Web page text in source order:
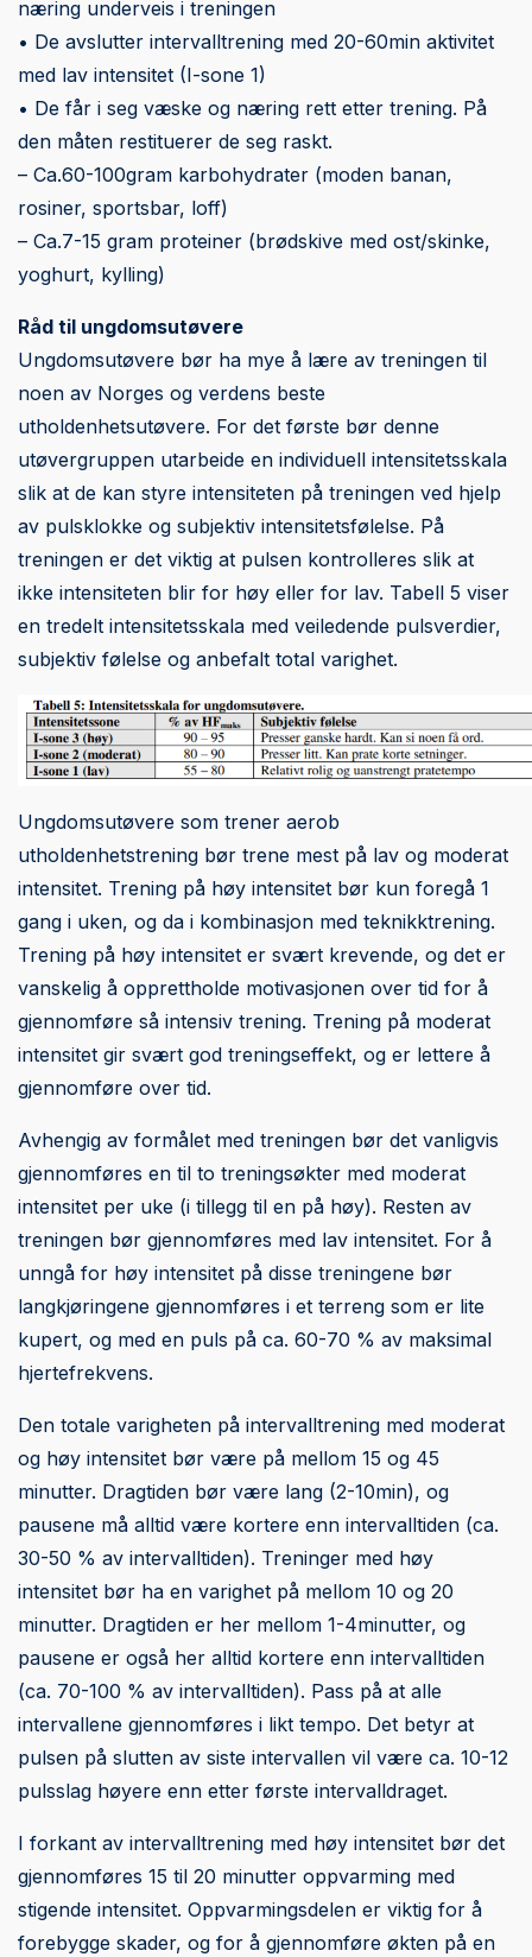
næring underveis i treningen
• De avslutter intervalltrening med 20-60min aktivitet
med lav intensitet (I-sone 1)
• De får i seg væske og næring rett etter trening. På
den måten restituerer de seg raskt.
– Ca.60-100gram karbohydrater (moden banan,
rosiner, sportsbar, loff)
– Ca.7-15 gram proteiner (brødskive med ost/skinke,
yoghurt, kylling)
Råd til ungdomsutøvere
Ungdomsutøvere bør ha mye å lære av treningen til
noen av Norges og verdens beste
utholdenhetsutøvere. For det første bør denne
utøvergruppen utarbeide en individuell intensitetsskala
slik at de kan styre intensiteten på treningen ved hjelp
av pulsklokke og subjektiv intensitetsfølelse. På
treningen er det viktig at pulsen kontrolleres slik at
ikke intensiteten blir for høy eller for lav. Tabell 5 viser
en tredelt intensitetsskala med veiledende pulsverdier,
subjektiv følelse og anbefalt total varighet.
Ungdomsutøvere som trener aerob
utholdenhetstrening bør trene mest på lav og moderat
intensitet. Trening på høy intensitet bør kun foregå 1
gang i uken, og da i kombinasjon med teknikktrening.
Trening på høy intensitet er svært krevende, og det er
vanskelig å opprettholde motivasjonen over tid for å
gjennomføre så intensiv trening. Trening på moderat
intensitet gir svært god treningseffekt, og er lettere å
gjennomføre over tid.
Avhengig av formålet med treningen bør det vanligvis
gjennomføres en til to treningsøkter med moderat
intensitet per uke (i tillegg til en på høy). Resten av
treningen bør gjennomføres med lav intensitet. For å
unngå for høy intensitet på disse treningene bør
langkjøringene gjennomføres i et terreng som er lite
kupert, og med en puls på ca. 60-70 % av maksimal
hjertefrekvens.
Den totale varigheten på intervalltrening med moderat
og høy intensitet bør være på mellom 15 og 45
minutter. Dragtiden bør være lang (2-10min), og
pausene må alltid være kortere enn intervalltiden (ca.
30-50 % av intervalltiden). Treninger med høy
intensitet bør ha en varighet på mellom 10 og 20
minutter. Dragtiden er her mellom 1-4minutter, og
pausene er også her alltid kortere enn intervalltiden
(ca. 70-100 % av intervalltiden). Pass på at alle
intervallene gjennomføres i likt tempo. Det betyr at
pulsen på slutten av siste intervallen vil være ca. 10-12
pulsslag høyere enn etter første intervalldraget.
I forkant av intervalltrening med høy intensitet bør det
gjennomføres 15 til 20 minutter oppvarming med
stigende intensitet. Oppvarmingsdelen er viktig for å
forebygge skader, og for å gjennomføre økten på en